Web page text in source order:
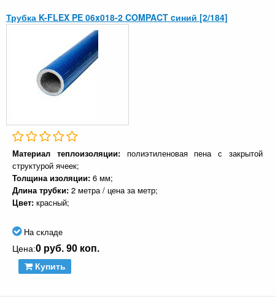
Трубка K-FLEX PE 06x018-2 COMPACT cиний [2/184]
Материал теплоизоляции: полиэтиленовая пена с закрытой
структурой ячеек;
Толщина изоляции: 6 мм;
Длина трубки: 2 метра / цена за метр;
Цвет: красный;
На складе
Цена:0 руб. 90 коп.
Купить